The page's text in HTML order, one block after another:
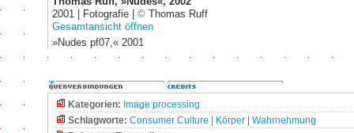
2001 | Fotografie | © Thomas Ruff
Gesamtansicht öffnen
»Nudes pf07,« 2001
Kategorien: Image processing
Schlagworte: Consumer Culture Körper
Wahrnehmung